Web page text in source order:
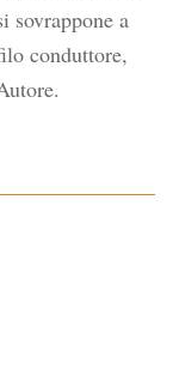
sovrappone a
conduttore,